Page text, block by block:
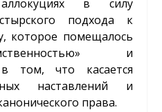
в силу
подхода к
которое помещалось
и
в том, что касается
наставлений и
права.